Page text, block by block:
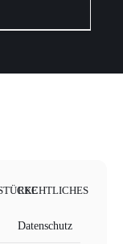
RECHTLICHES
Datenschutz